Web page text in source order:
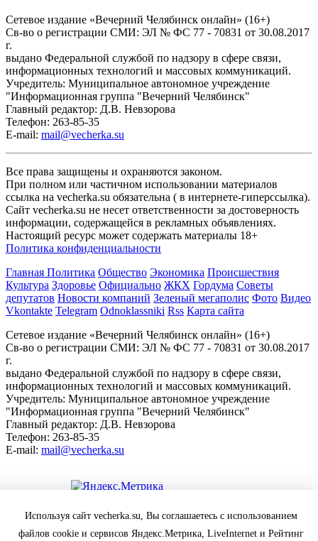
Сетевое издание «Вечерний Челябинск онлайн» (16+)
Cв-во о регистрации СМИ: ЭЛ № ФС 77 - 70831 от 30.08.2017
г.
выдано Федеральной службой по надзору в сфере связи,
информационных технологий и массовых коммуникаций.
Учредитель: Муниципальное автономное учреждение
"Информационная группа "Вечерний Челябинск"
Главный редактор: Д.В. Невзорова
Телефон: 263-85-35
E-mail: mail@vecherka.su
Все права защищены и охраняются законом.
При полном или частичном использовании материалов
ссылка на vecherka.su обязательна ( в интернете-гиперссылка).
Сайт vecherka.su не несет ответственности за достоверность
информации, содержащейся в рекламных объявлениях.
Настоящий ресурс может содержать материалы 18+
Политика конфиденциальности
Главная Политика Общество Экономика Происшествия
Культура Здоровье Официально ЖКХ Гордума Советы
депутатов Новости компаний Зеленый мегаполис Фото Видео
Vkontakte Telegram Odnoklassniki Rss Карта сайта
Сетевое издание «Вечерний Челябинск онлайн» (16+)
Cв-во о регистрации СМИ: ЭЛ № ФС 77 - 70831 от 30.08.2017
г.
выдано Федеральной службой по надзору в сфере связи,
информационных технологий и массовых коммуникаций.
Учредитель: Муниципальное автономное учреждение
"Информационная группа "Вечерний Челябинск"
Главный редактор: Д.В. Невзорова
Телефон: 263-85-35
E-mail: mail@vecherka.su
Все права защищены и охраняются законом.
При полном или частичном использовании материалов
Используя сайт vecherka.su, Вы соглашаетесь с использованием
файлов cookie и сервисов Яндекс.Метрика, LiveInternet и Рейтинг